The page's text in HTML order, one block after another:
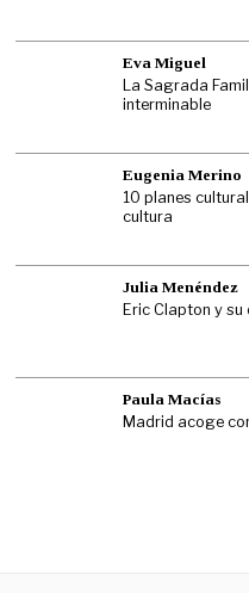
Eva Miguel
La Sagrada
interminable
Eugenia Merino
10 planes
cultura
Julia Menéndez
Eric Clapton y
Paula Macías
Madrid acoge